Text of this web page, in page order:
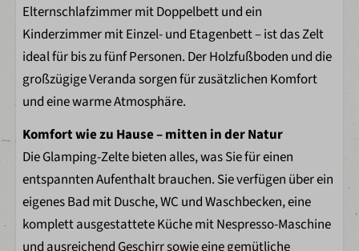
Badezimmer
Dusche
Toilette im Badezimmer
Holzveranda
Lounge-Set mit Kissen
Kinder
Elternschlafzimmer mit Doppelbett und ein
Kinderzimmer mit Einzel- und Etagenbett – ist das Zelt
ideal für bis zu fünf Personen. Der Holzfußboden und die
großzügige Veranda sorgen für zusätzlichen Komfort
und eine warme Atmosphäre.
Komfort wie zu Hause – mitten in der Natur
Die Glamping-Zelte bieten alles, was Sie für einen
entspannten Aufenthalt brauchen. Sie verfügen über ein
eigenes Bad mit Dusche, WC und Waschbecken, eine
komplett ausgestattete Küche mit Nespresso-Maschine
und ausreichend Geschirr sowie eine gemütliche